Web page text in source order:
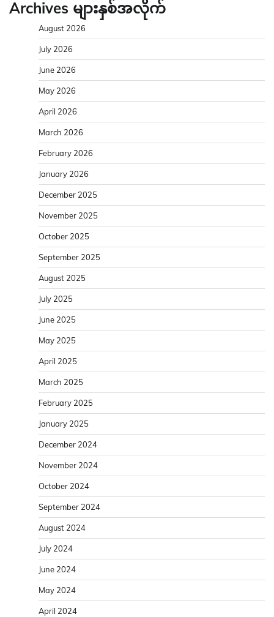
Archives များနှစ်အလိုက်
August 2026
July 2026
June 2026
May 2026
April 2026
March 2026
February 2026
January 2026
December 2025
November 2025
October 2025
September 2025
August 2025
July 2025
June 2025
May 2025
April 2025
March 2025
February 2025
January 2025
December 2024
November 2024
October 2024
September 2024
August 2024
July 2024
June 2024
May 2024
April 2024